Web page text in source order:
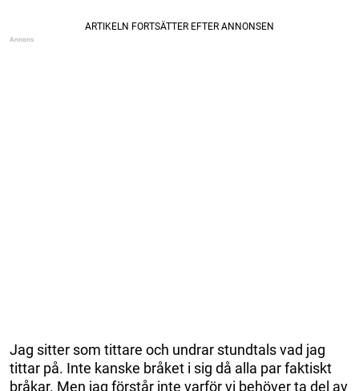
Jag sitter som tittare och undrar stundtals vad jag
tittar på. Inte kanske bråket i sig då alla par faktiskt
bråkar. Men jag förstår inte varför vi behöver ta del av